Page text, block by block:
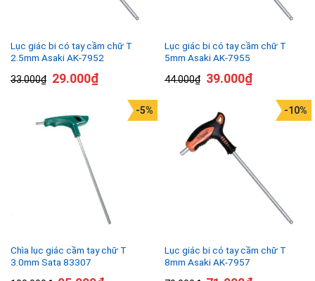
Lục giác bi có tay cầm chữ T
2.5mm Asaki AK-7952
33.000₫ 29.000₫
Lục giác bi có tay cầm chữ T
5mm Asaki AK-7955
44.000₫ 39.000₫
Chìa lục giác cầm tay chữ T
3.0mm Sata 83307
-5%
Lục giác bi có tay cầm chữ T
8mm Asaki AK-7957
-10%